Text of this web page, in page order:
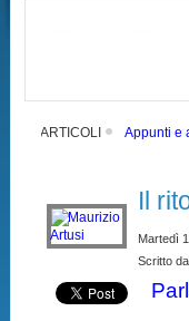
ARTICOLI Appunti e
Il
Martedì
Scritto